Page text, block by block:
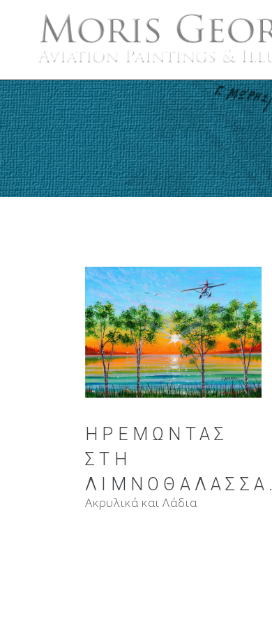
ΗΡΕΜΏΝΤΑΣ
ΣΤΗ
ΛΙΜΝΟΘΆΛΑΣΣΑ.
Ακρυλικά και Λάδια